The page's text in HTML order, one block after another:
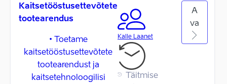
Kaitsetööstusettevõtete
tootearendus
• Toetame
kaitsetööstusettevõtete
tootearendust ja
kaitsetehnoloogilisi
Kalle Laanet
Täitmise
A
va